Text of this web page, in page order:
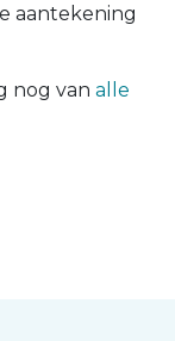
aantekening
nog van alle